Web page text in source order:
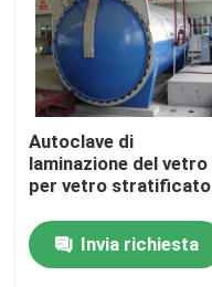
Casa.
Autoclave di
laminazione del vetro
per vetro stratificato
Invia richiesta